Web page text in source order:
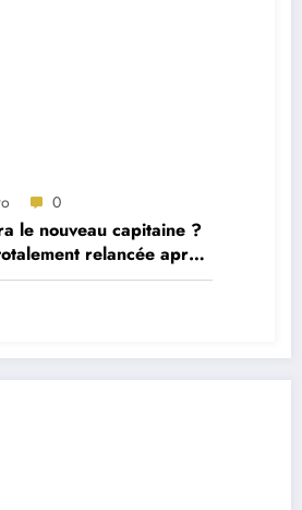
0
le nouveau capitaine ?
relancée après